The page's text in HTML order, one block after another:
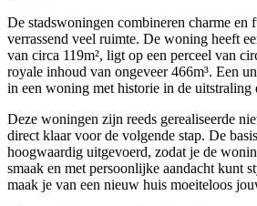
De stadswoningen combineren charme en
verrassend veel ruimte. De woning heeft
van circa 119m², ligt op een perceel van
royale inhoud van ongeveer 466m³. Een
in een woning met historie in de uitstraling
Deze woningen zijn reeds gerealiseerde
direct klaar voor de volgende stap. De
hoogwaardig uitgevoerd, zodat je de
smaak en met persoonlijke aandacht kunt
maak je van een nieuw huis moeiteloos